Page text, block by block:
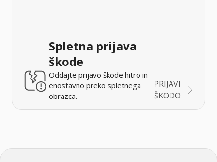
Spletna prijava
škode
Oddajte prijavo škode hitro in
enostavno preko spletnega
obrazca.
PRIJAVI
ŠKODO